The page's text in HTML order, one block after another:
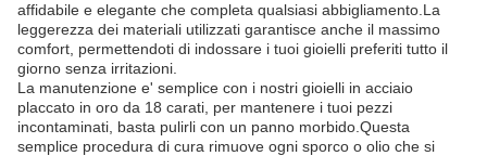
affidabile e elegante che completa qualsiasi abbigliamento.La
leggerezza dei materiali utilizzati garantisce anche il massimo
comfort, permettendoti di indossare i tuoi gioielli preferiti tutto il
giorno senza irritazioni.
La manutenzione e' semplice con i nostri gioielli in acciaio
placcato in oro da 18 carati, per mantenere i tuoi pezzi
incontaminati, basta pulirli con un panno morbido.Questa
semplice procedura di cura rimuove ogni sporco o olio che si